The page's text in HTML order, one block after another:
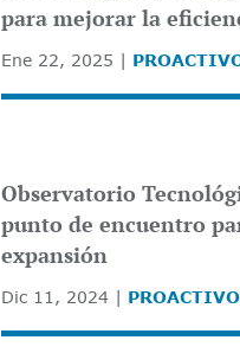
para mejorar la
Ene 22, 2025
Observatorio
punto de encuentro
expansión
Dic 11, 2024